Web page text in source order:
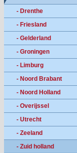
- Drenthe
- Friesland
- Gelderland
- Groningen
- Limburg
- Noord Brabant
- Noord Holland
- Overijssel
- Utrecht
- Zeeland
- Zuid holland